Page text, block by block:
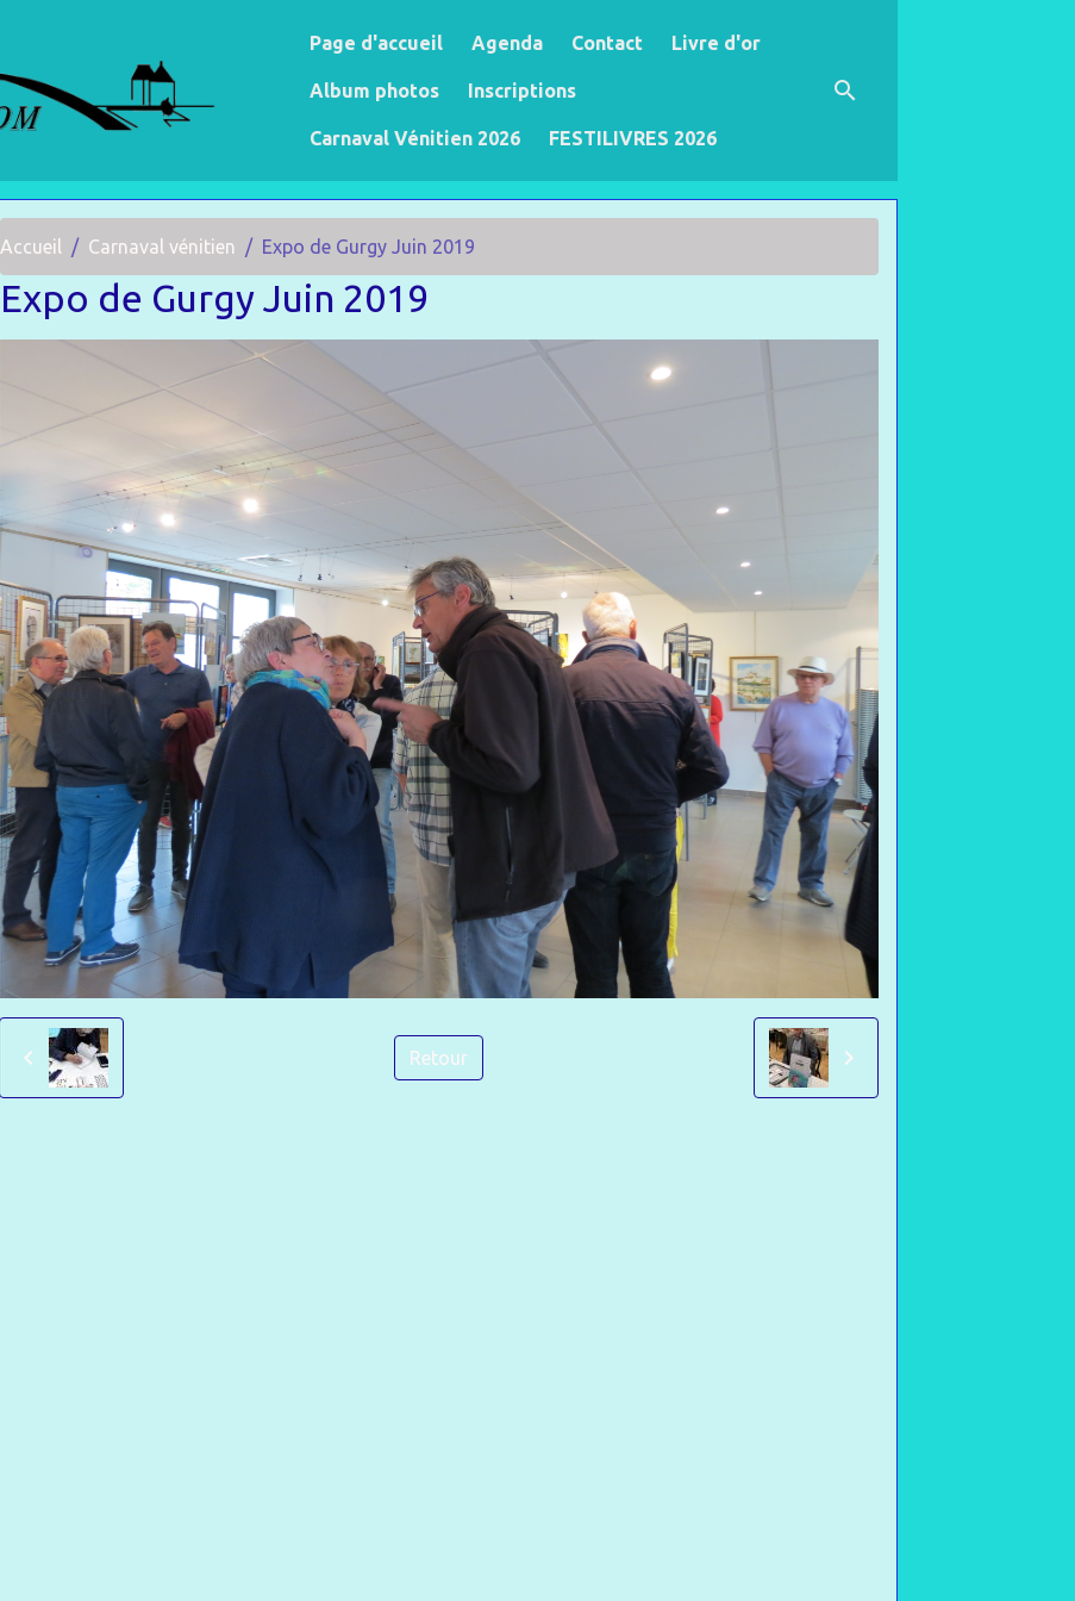
Page d'accueil Agenda Contact Livre d'or
Album photos Inscriptions
Carnaval Vénitien 2026 FESTILIVRES 2026
Accueil Carnaval vénitien Expo de Gurgy Juin 2019
Expo de Gurgy Juin 2019
Retour